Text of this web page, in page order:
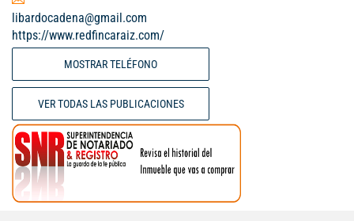
libardocadena@gmail.com
https://www.redfincaraiz.com/
MOSTRAR TELÉFONO
VER TODAS LAS PUBLICACIONES